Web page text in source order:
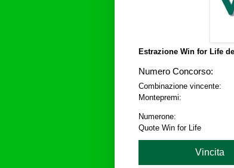
Estrazione Win for Life
Numero Concorso:
Combinazione vincente:
Montepremi:
Numerone:
Quote Win for Life
Vincita